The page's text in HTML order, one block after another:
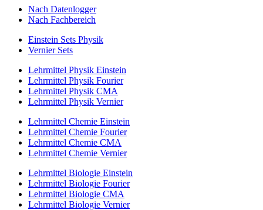
Nach Datenlogger
Nach Fachbereich
Einstein Sets Physik
Vernier Sets
Lehrmittel Physik Einstein
Lehrmittel Physik Fourier
Lehrmittel Physik CMA
Lehrmittel Physik Vernier
Lehrmittel Chemie Einstein
Lehrmittel Chemie Fourier
Lehrmittel Chemie CMA
Lehrmittel Chemie Vernier
Lehrmittel Biologie Einstein
Lehrmittel Biologie Fourier
Lehrmittel Biologie CMA
Lehrmittel Biologie Vernier